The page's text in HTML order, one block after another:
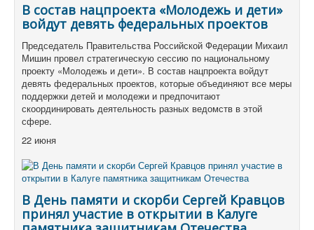
В состав нацпроекта «Молодежь и дети»
войдут девять федеральных проектов
Председатель Правительства Российской Федерации Михаил
Мишин провел стратегическую сессию по национальному
проекту «Молодежь и дети». В состав нацпроекта войдут
девять федеральных проектов, которые объединяют все меры
поддержки детей и молодежи и предпочитают
скоординировать деятельность разных ведомств в этой
сфере.
22 июня
В День памяти и скорби Сергей Кравцов
принял участие в открытии в Калуге